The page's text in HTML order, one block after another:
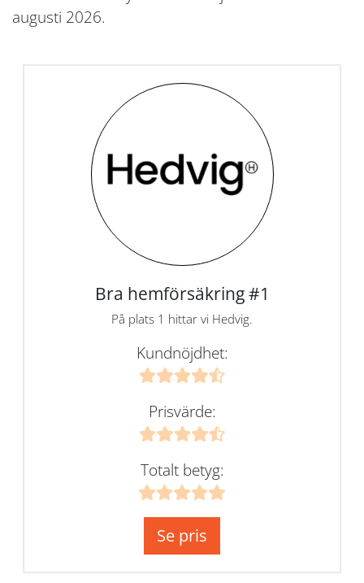
augusti 2026.
Bra hemförsäkring #1
På plats 1 hittar vi Hedvig.
Kundnöjdhet:
Prisvärde:
Totalt betyg:
Se pris